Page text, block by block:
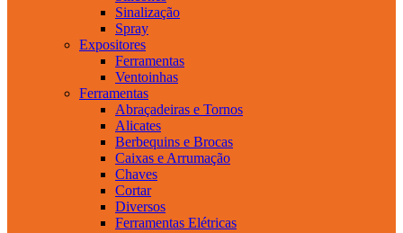
Sinalização
Spray
Expositores
Ferramentas
Ventoinhas
Ferramentas
Abraçadeiras e Tornos
Alicates
Berbequins e Brocas
Caixas e Arrumação
Chaves
Cortar
Diversos
Ferramentas Elétricas